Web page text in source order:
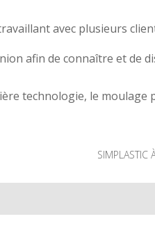
avec plusieurs
afin de connaître et de
technologie, le moulage
SIMPLASTIC